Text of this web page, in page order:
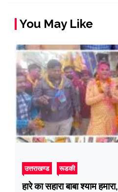
You May Like
उत्तराखण्ड रूडकी
हारे का सहारा बाबा श्याम